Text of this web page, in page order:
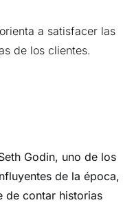
a satisfacer las
de los clientes.
Godin, uno de los
de la época,
de contar historias